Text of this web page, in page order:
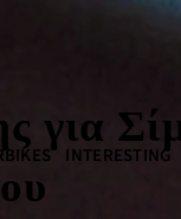
INTERESTING
για